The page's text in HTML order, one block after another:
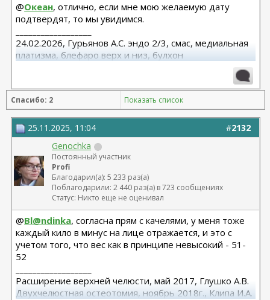
@Океан, отлично, если мне мою желаемую дату
подтвердят, то мы увидимся.
24.02.2026, Гурьянов А.С. эндо 2/3, смас, медиальная
платизма, блефаро верх и низ, булхон
08.2015, allergan 240, 255. Аврамович А.Г., Клиника СЛ
(молодости и красоты)
Спасибо: 2 Показать список
#2132
25.11.2025, 11:04
Genochka
Постоянный участник
Profi
Благодарил(а): 5 233 раз(а)
Поблагодарили: 2 440 раз(а) в 723 сообщениях
Статус: Никто еще не оценивал
@Bl@ndinka, согласна прям с качелями, у меня тоже
каждый кило в минус на лице отражается, и это с
учетом того, что вес как в принципе невысокий - 51-
52
Расширение верхней челюсти, май 2017, Глушко А.В.
Двухчелюстная остеотомия, ноябрь 2018г., Клипа И.А.